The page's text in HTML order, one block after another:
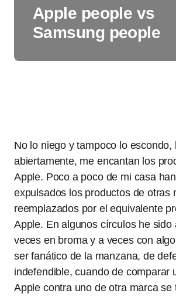
Apple people vs
Samsung people
No lo niego y tampoco lo escondo,
abiertamente, me encantan los
Apple. Poco a poco de mi casa
expulsados los productos de otras
reemplazados por el equivalente
Apple. En algunos círculos he sido
veces en broma y a veces con
ser fanático de la manzana, de
indefendible, cuando de comparar
Apple contra uno de otra marca se